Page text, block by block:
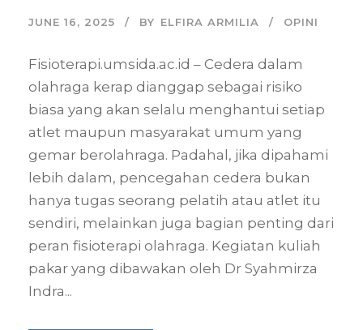
JUNE 16, 2025 BY ELFIRA ARMILIA OPINI
Fisioterapi.umsida.ac.id – Cedera dalam
olahraga kerap dianggap sebagai risiko
biasa yang akan selalu menghantui setiap
atlet maupun masyarakat umum yang
gemar berolahraga. Padahal, jika dipahami
lebih dalam, pencegahan cedera bukan
hanya tugas seorang pelatih atau atlet itu
sendiri, melainkan juga bagian penting dari
peran fisioterapi olahraga. Kegiatan kuliah
pakar yang dibawakan oleh Dr Syahmirza
Indra...